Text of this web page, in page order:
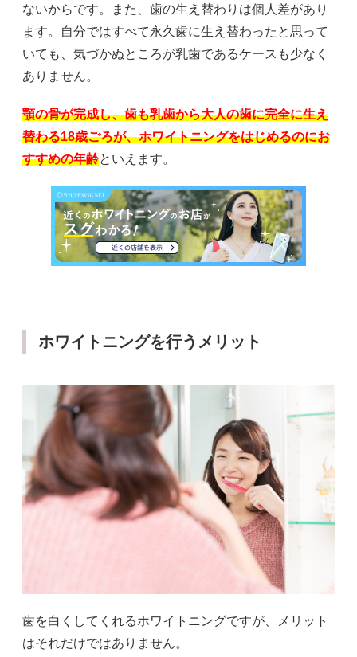
ないからです。また、歯の生え替わりは個人差があり
ます。自分ではすべて永久歯に生え替わったと思って
いても、気づかぬところが乳歯であるケースも少なく
ありません。
顎の骨が完成し、歯も乳歯から大人の歯に完全に生え
替わる18歳ごろが、ホワイトニングをはじめるのにお
すすめの年齢といえます。
ホワイトニングを行うメリット
歯を白くしてくれるホワイトニングですが、メリット
はそれだけではありません。